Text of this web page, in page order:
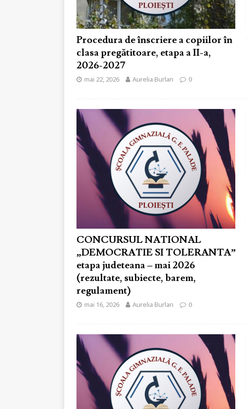
Procedura de înscriere a copiilor în
clasa pregătitoare, etapa a II-a,
2026-2027
mai 22, 2026 Aurelia Burlan 0
CONCURSUL NATIONAL
„DEMOCRATIE SI TOLERANTA”
etapa judeteana – mai 2026
(rezultate, subiecte, barem,
regulament)
mai 16, 2026 Aurelia Burlan 0